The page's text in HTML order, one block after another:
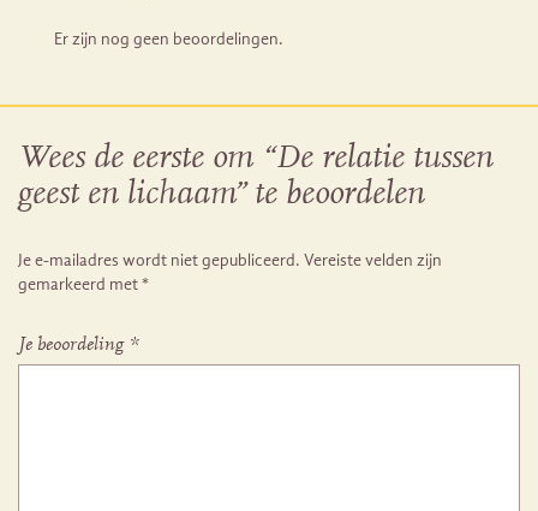
Er zijn nog geen beoordelingen.
Wees de eerste om “De relatie tussen
geest en lichaam” te beoordelen
Je e-mailadres wordt niet gepubliceerd. Vereiste velden zijn
gemarkeerd met*
Je beoordeling *